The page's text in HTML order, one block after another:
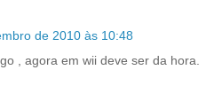
de 2010 às 10:48
, agora em wii deve ser da hora.